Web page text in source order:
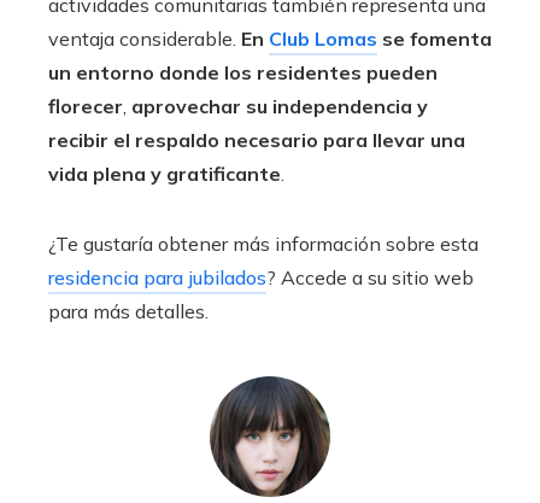
actividades comunitarias también representa una
ventaja considerable. En Club Lomas se fomenta
un entorno donde los residentes pueden
florecer, aprovechar su independencia y
recibir el respaldo necesario para llevar una
vida plena y gratificante.
¿Te gustaría obtener más información sobre esta
residencia para jubilados? Accede a su sitio web
para más detalles.